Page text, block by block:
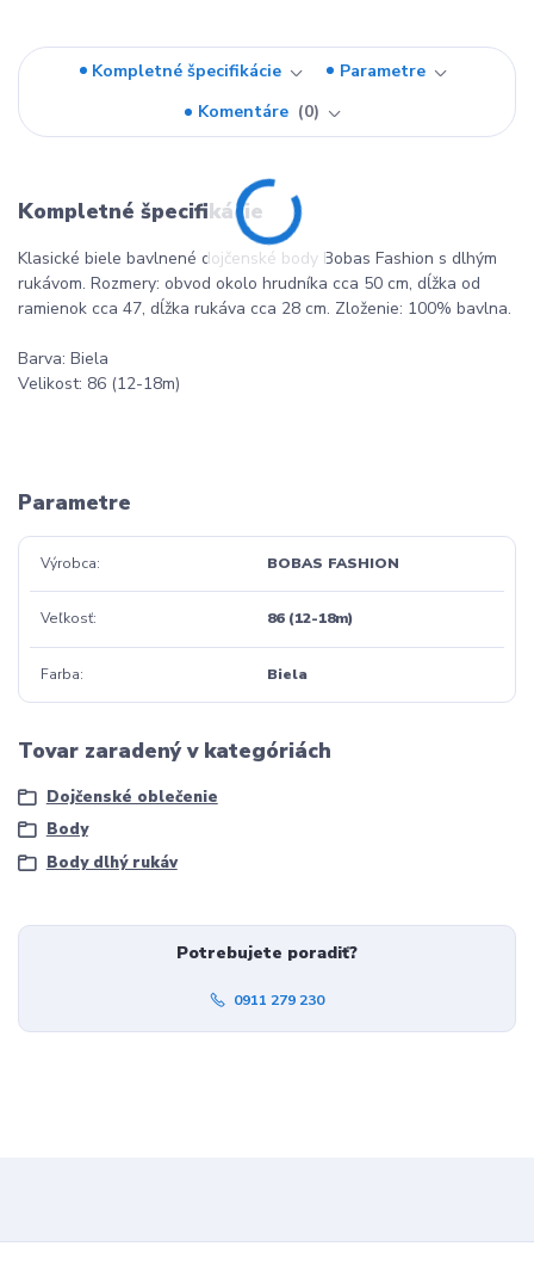
Kompletné špecifikácie
Parametre
Komentáre
0
Kompletné špecifikácie
Klasické biele bavlnené dojčenské body Bobas Fashion s dlhým
rukávom. Rozmery: obvod okolo hrudníka cca 50 cm, dĺžka od
ramienok cca 47, dĺžka rukáva cca 28 cm. Zloženie: 100% bavlna.
Barva: Biela
Velikost: 86 (12-18m)
Parametre
Výrobca BOBAS FASHION
Veľkosť 86 (12-18m)
Farba Biela
Tovar zaradený v kategóriách
Dojčenské oblečenie
Body
Body dlhý rukáv
Potrebujete poradiť?
0911 279 230